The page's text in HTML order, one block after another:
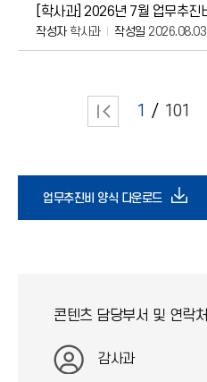
[학사과] 2026년 7월 업무추진
작성자학사과 작성일 2026.08.03
1 101
업무추진비 양식 다운로드다
콘텐츠 담당부서 및 연락처
감사과